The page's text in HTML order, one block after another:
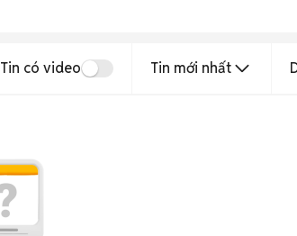
Tin có video Tin mới nhất